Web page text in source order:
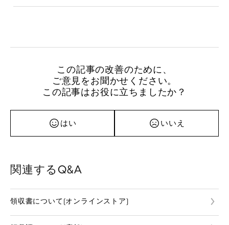
この記事の改善のために、
ご意見をお聞かせください。
この記事はお役に立ちましたか？
はい いいえ
関連するQ&A
領収書について(オンラインストア)